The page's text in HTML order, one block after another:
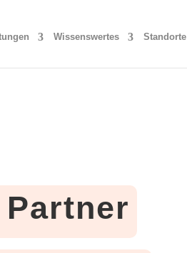
Wissenswertes Standorte